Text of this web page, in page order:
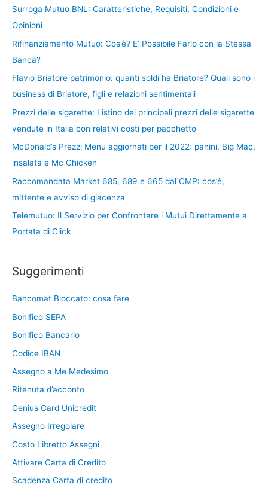
Surroga Mutuo BNL: Caratteristiche, Requisiti, Condizioni e
Opinioni
Rifinanziamento Mutuo: Cos’è? E’ Possibile Farlo con la Stessa
Banca?
Flavio Briatore patrimonio: quanti soldi ha Briatore? Quali sono i
business di Briatore, figli e relazioni sentimentali
Prezzi delle sigarette: Listino dei principali prezzi delle sigarette
vendute in Italia con relativi costi per pacchetto
McDonald’s Prezzi Menu aggiornati per il 2022: panini, Big Mac,
insalata e Mc Chicken
Raccomandata Market 685, 689 e 665 dal CMP: cos’è,
mittente e avviso di giacenza
Telemutuo: Il Servizio per Confrontare i Mutui Direttamente a
Portata di Click
Suggerimenti
Bancomat Bloccato: cosa fare
Bonifico SEPA
Bonifico Bancario
Codice IBAN
Assegno a Me Medesimo
Ritenuta d’acconto
Genius Card Unicredit
Assegno Irregolare
Costo Libretto Assegni
Attivare Carta di Credito
Scadenza Carta di credito